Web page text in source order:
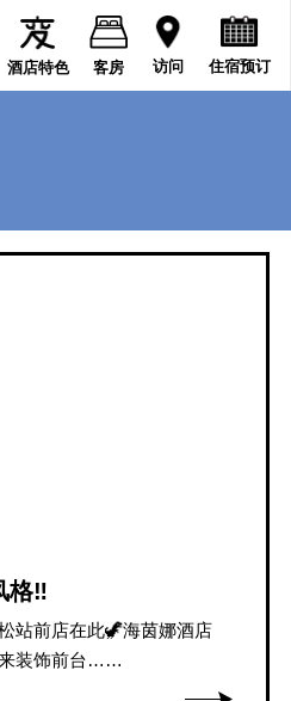
酒店特色 客房 访问 住宿预订
格‼
站前店在此🦖海茵娜酒店
来装饰前台……